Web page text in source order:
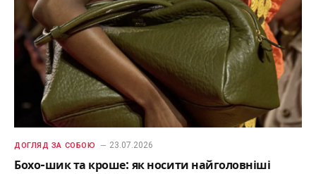
ДОГЛЯД ЗА СОБОЮ 23.07.2026
Бохо-шик та кроше: як носити найголовніші